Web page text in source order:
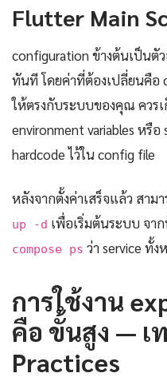
Flutter Main
configuration ข้างต้นเป็นตั
ทันที โดยค่าที่ต้องเปลี่ยนคือ
ให้ตรงกับระบบของคุณ ควร
environment variables หรื
hardcode ไว้ใน config file
หลังจากตั้งค่าเสร็จแล้ว สาม
up -d เพื่อเริ่มต้นระบบ จา
compose ps ว่า service ทั้
การใช้งาน
คือ ขั้นสูง — เ
Practices